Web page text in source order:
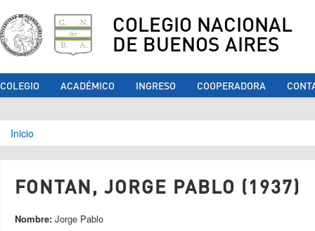
COLEGIO NACIONAL
DE BUENOS AIRES
COLEGIO ACADÉMICO INGRESO COOPERADORA
Se encuentra usted aquí
Inicio
FONTAN, JORGE PABLO (1937)
Nombre: Jorge Pablo